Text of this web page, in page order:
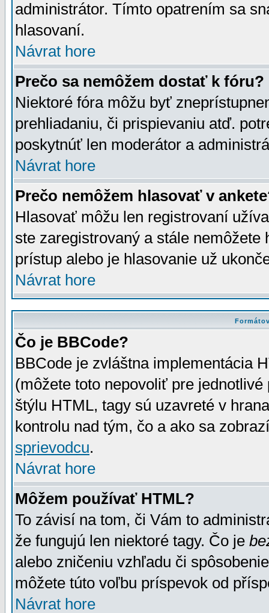
administrátor. Tímto opatrením sa
hlasovaní.
Návrat hore
Prečo sa nemôžem dostať k fóru?
Niektoré fóra môžu byť
prehliadaniu, či prispievaniu atď.
poskytnúť len moderátor a
Návrat hore
Prečo nemôžem hlasovať v
Hlasovať môžu len registrovaní
ste zaregistrovaný a stále
prístup alebo je hlasovanie už
Návrat hore
Čo je BBCode?
BBCode je zvláštna implementácia
(môžete toto nepovoliť pre
štýlu HTML, tagy sú uzavreté v
kontrolu nad tým, čo a ako sa
sprievodcu.
Návrat hore
Môžem používať HTML?
To závisí na tom, či Vám to
že fungujú len niektoré tagy. Čo je
alebo zničeniu vzhľadu či
môžete túto voľbu príspevok od
Návrat hore